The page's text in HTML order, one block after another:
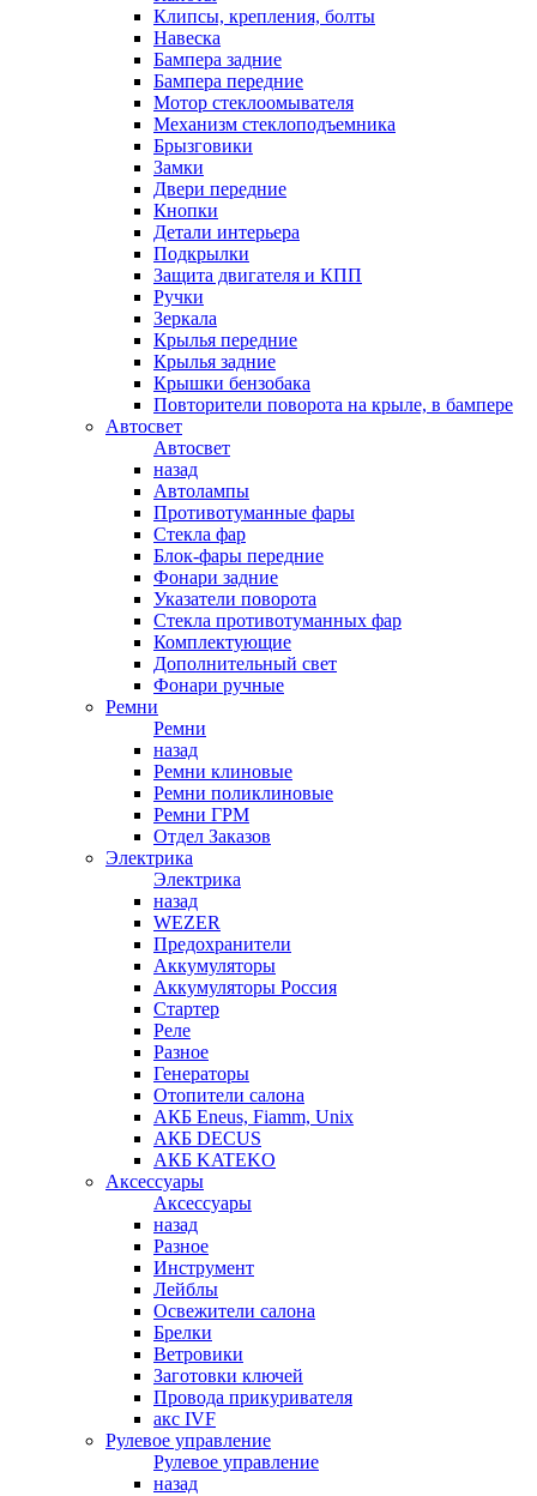
Клипсы, крепления, болты
Навеска
Бампера задние
Бампера передние
Мотор стеклоомывателя
Механизм стеклоподъемника
Брызговики
Замки
Двери передние
Кнопки
Детали интерьера
Подкрылки
Защита двигателя и КПП
Ручки
Зеркала
Крылья передние
Крылья задние
Крышки бензобака
Повторители поворота на крыле, в бампере
Автосвет
Автосвет
назад
Автолампы
Противотуманные фары
Стекла фар
Блок-фары передние
Фонари задние
Указатели поворота
Стекла противотуманных фар
Комплектующие
Дополнительный свет
Фонари ручные
Ремни
Ремни
назад
Ремни клиновые
Ремни поликлиновые
Ремни ГРМ
Отдел Заказов
Электрика
Электрика
назад
WEZER
Предохранители
Аккумуляторы
Аккумуляторы Россия
Стартер
Реле
Разное
Генераторы
Отопители салона
АКБ Eneus, Fiamm, Unix
АКБ DECUS
АКБ KATEKO
Аксессуары
Аксессуары
назад
Разное
Инструмент
Лейблы
Освежители салона
Брелки
Ветровики
Заготовки ключей
Провода прикуривателя
акс IVF
Рулевое управление
Рулевое управление
назад